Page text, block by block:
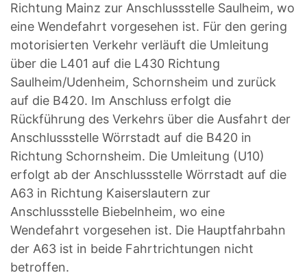
Richtung Mainz zur Anschlussstelle Saulheim, wo
eine Wendefahrt vorgesehen ist. Für den gering
motorisierten Verkehr verläuft die Umleitung
über die L401 auf die L430 Richtung
Saulheim/Udenheim, Schornsheim und zurück
auf die B420. Im Anschluss erfolgt die
Rückführung des Verkehrs über die Ausfahrt der
Anschlussstelle Wörrstadt auf die B420 in
Richtung Schornsheim. Die Umleitung (U10)
erfolgt ab der Anschlussstelle Wörrstadt auf die
A63 in Richtung Kaiserslautern zur
Anschlussstelle Biebelnheim, wo eine
Wendefahrt vorgesehen ist. Die Hauptfahrbahn
der A63 ist in beide Fahrtrichtungen nicht
betroffen.